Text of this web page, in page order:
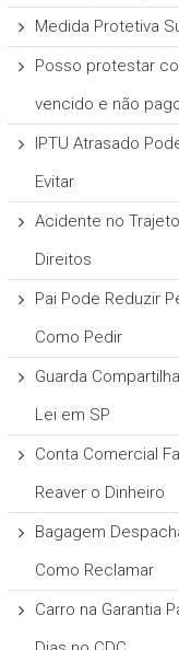
Medida Protetiva
Posso protestar
vencido e não
IPTU Atrasado
Evitar
Acidente no
Direitos
Pai Pode Reduzir
Como Pedir
Guarda
Lei em SP
Conta Comercial
Reaver o Dinheiro
Bagagem
Como Reclamar
Carro na Garantia